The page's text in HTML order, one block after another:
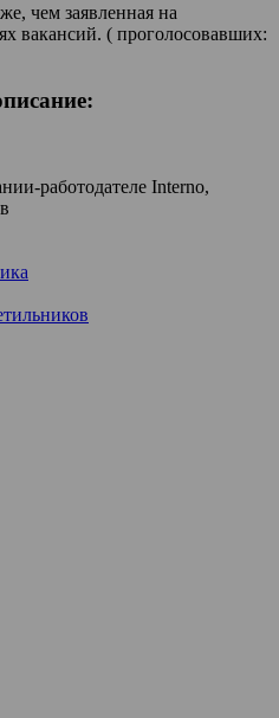
чем заявленная на
работодателе Interno,